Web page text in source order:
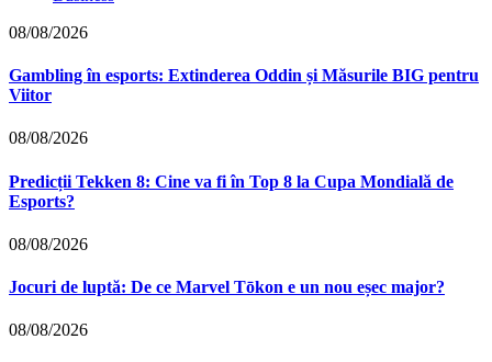
08/08/2026
Gambling în esports: Extinderea Oddin și Măsurile BIG pentru
Viitor
08/08/2026
Predicții Tekken 8: Cine va fi în Top 8 la Cupa Mondială de
Esports?
08/08/2026
Jocuri de luptă: De ce Marvel Tōkon e un nou eșec major?
08/08/2026